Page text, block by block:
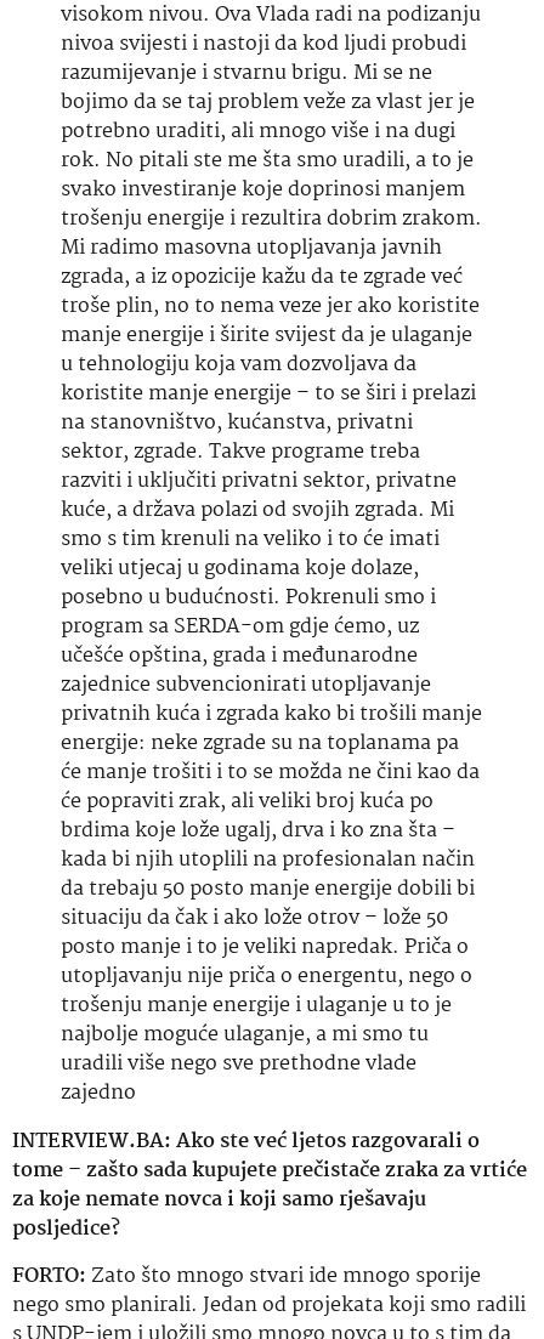
visokom nivou. Ova Vlada radi na podizanju
nivoa svijesti i nastoji da kod ljudi probudi
razumijevanje i stvarnu brigu. Mi se ne
bojimo da se taj problem veže za vlast jer je
potrebno uraditi, ali mnogo više i na dugi
rok. No pitali ste meštasmo uradili, a to je
svako investiranje koje doprinosi manjem
trošenju energije i rezultira dobrim zrakom.
Mi radimo masovna utopljavanja javnih
zgrada, a iz opozicije kažu da te zgrade već
troše plin, no to nema veze jer ako koristite
manje energije i širite svijest da je ulaganje
u tehnologiju koja vam dozvoljava da
koristite manje energije – to se širi i prelazi
na stanovništvo, kućanstva, privatni
sektor, zgrade. Takve programe treba
razviti i uključiti privatni sektor, privatne
kuće, a država polazi od svojih zgrada. Mi
smo s tim krenuli na veliko i to će imati
velikiutjecaj u godinama koje dolaze,
posebno u budućnosti. Pokrenuli smo i
programsa SERDA-om gdje ćemo, uz
učešćeopština, grada i međunarodne
zajednice subvencionirati utopljavanje
privatnih kuća i zgrada kako bi trošili manje
energije: neke zgrade su na toplanama pa
će manje trošiti i to se možda ne čini kao da
će popraviti zrak, ali veliki broj kuća po
brdima koje lože ugalj, drva ikoznašta–
kada bi njih utoplili na profesionalan način
da trebaju 50 posto manje energije dobili bi
situaciju da čak i ako lože otrov – lože 50
posto manje i to je veliki napredak. Priča o
utopljavanju nije priča o energentu, nego o
trošenju manje energije i ulaganje u to je
najbolje moguće ulaganje, a mi smo tu
uradili više nego sve prethodne vlade
zajedno
INTERVIEW.BA: Ako ste već ljetos razgovarali o
tome – zašto sada kupujete prečistače zraka za vrtiće
za koje nemate novca i koji samo rješavaju
posljedice?
FORTO:Zato što mnogo stvari ide mnogo sporije
nego smo planirali. Jedan od projekata koji smo radili